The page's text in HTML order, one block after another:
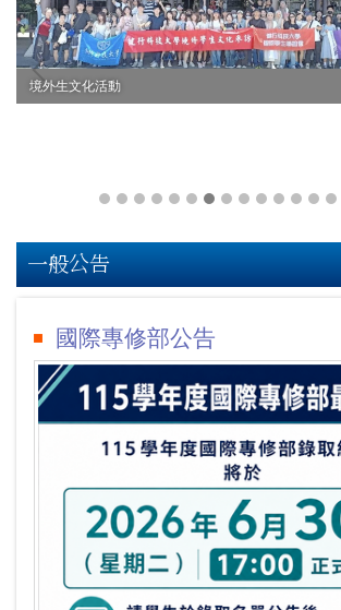
境外生文化活動
一般公告
國際專修部公告